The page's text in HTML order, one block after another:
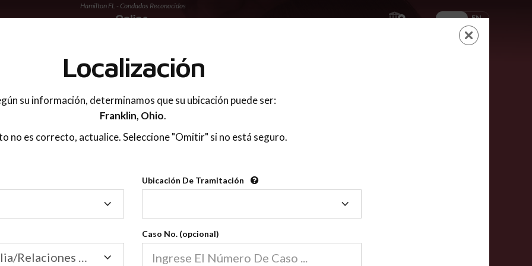
Hamilton FL - Condados Reconocidos
ES EN
LOGIN
Condados Reconocidos
2600
Condados
Nuestras clases de crianza compartida en línea están acreditadas en más de
2600 condados.
Las clases para padres en línea cumplen la mayoría de las normas nacionales
Localización
su información, determinamos que su ubicación puede ser:
Franklin, Ohio.
no es correcto, actualice. Seleccione "Omitir" si no está seguro.
Ubicación De Tramitación
Tramitación
Tribunal de Familia/Relaciones Domésticas
Caso No. (opcional)